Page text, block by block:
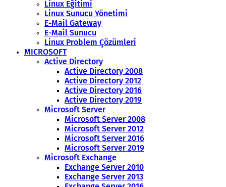
Linux Eğitimi
Linux Sunucu Yönetimi
E-Mail Gateway
E-Mail Sunucu
Linux Problem Çözümleri
MICROSOFT
Active Directory
Active Directory 2008
Active Directory 2012
Active Directory 2016
Active Directory 2019
Microsoft Server
Microsoft Server 2008
Microsoft Server 2012
Microsoft Server 2016
Microsoft Server 2019
Microsoft Exchange
Exchange Server 2010
Exchange Server 2013